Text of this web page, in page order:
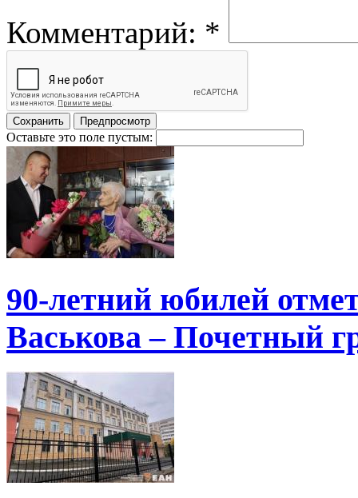
Комментарий: *
Оставьте это поле пустым:
90-летний юбилей
Васькова – Почетный